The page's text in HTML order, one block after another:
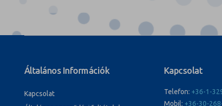
Általános Információk
Kapcsolat
Kapcsolat
Telefon: +36-1-
Mobil: +36-30-